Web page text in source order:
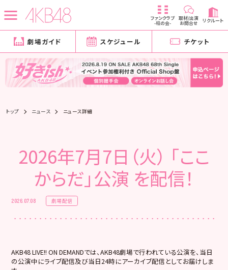
ファンクラブ
-柱の会-
取材/出演
お問合せ リクルート
劇場ガイド スケジュール チケット
トップ ニュース ニュース詳細
2026年7月7日（火） 「ここ
からだ」公演 を配信！
2026.07.08 劇場配信
AKB48 LIVE!! ON DEMANDでは、AKB48劇場で行われている公演を、当日
の公演中にライブ配信及び当日24時にアーカイブ配信としてお届けしま